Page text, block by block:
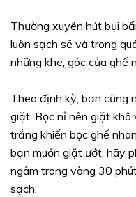
Thường xuyên hút bụi
luôn sạch sẽ và trong
những khe, góc của ghế
Theo định kỳ, bạn cũng
giặt. Bọc nỉ nên giặt
trắng khiến bọc ghế
bạn muốn giặt ướt, hãy
ngâm trong vòng 30
sạch.